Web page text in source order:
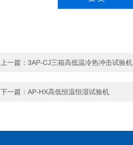
上一篇： 3AP-CJ三箱高低温冷热冲击试验机
下一篇： AP-HX高低恒温恒湿试验机